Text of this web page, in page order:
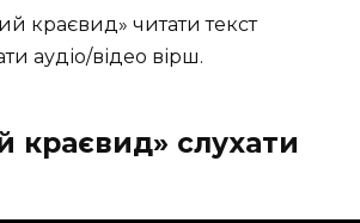
краєвид» читати текст
аудіо/відео вірш.
краєвид» слухати